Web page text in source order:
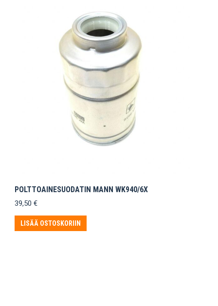
POLTTOAINESUODATIN MANN WK940/6X
39,50 €
LISÄÄ OSTOSKORIIN